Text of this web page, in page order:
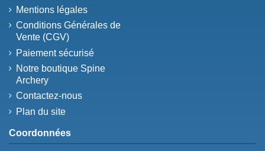
Mentions légales
Conditions Générales de
Vente (CGV)
Paiement sécurisé
Notre boutique Spine
Archery
Contactez-nous
Plan du site
Coordonnées